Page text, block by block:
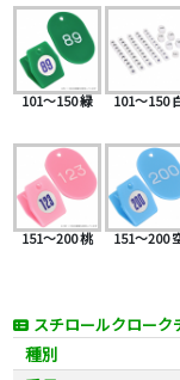
101～150 緑 101～150
151～200 桃 151～200
スチロールクローク
種別